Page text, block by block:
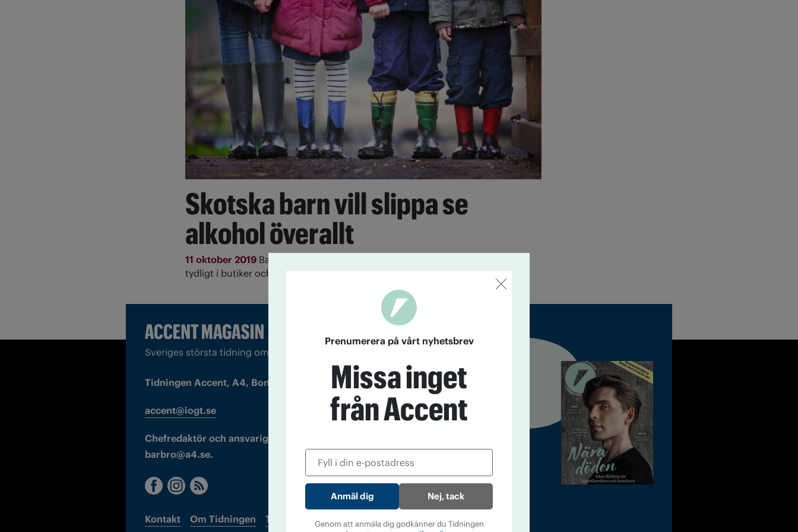
Skotska barn vill slippa se
alkohol överallt
11 oktober 2019 Barn i Skottland vill inte att alkohol ska exponeras så
tydligt i butiker och på tv. Det visar en ny rapport.
Sveriges största tidning om droger och nykterhet
Tidningen Accent, A4, Bondegatan 21, 116 33 Stockholm
accent@iogt.se
Chefredaktör och ansvarig utgivare: Barbro Janson Lundkvist,
barbro@a4.se.
Kontakt Om Tidningen Tidningsarkiv In English
Prenumerera på vårt nyhetsbrev
Missa inget
från Accent
Nej, tack
Genom att anmäla dig godkänner du Tidningen